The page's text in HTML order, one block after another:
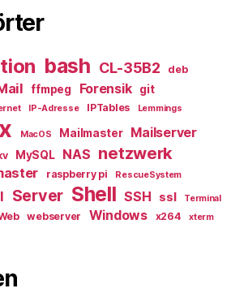
bash CL-35B2 deb
ffmpeg Forensik git
IP-Adresse IPTables Lemmings
MacOS Mailmaster Mailserver
MySQL NAS netzwerk
raspberry pi RescueSystem
Server Shell SSH ssl Terminal
webserver Windows x264
xterm